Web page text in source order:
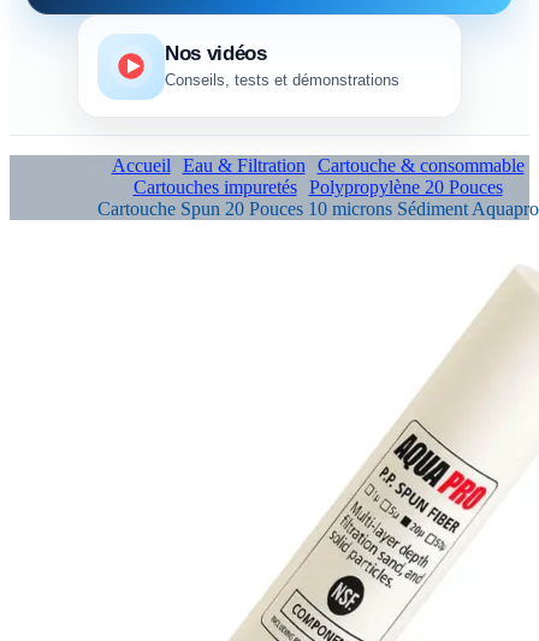
Nos vidéos
Conseils, tests et démonstrations
Accueil Eau & Filtration
Cartouche & consommable
Cartouches impuretés
Polypropylène 20 Pouces
Cartouche Spun 20 Pouces 10 microns Sédiment Aquapro